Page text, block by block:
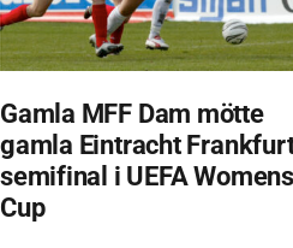
Gamla MFF Dam mötte
gamla Eintracht
semifinal i UEFA Womens
Cup